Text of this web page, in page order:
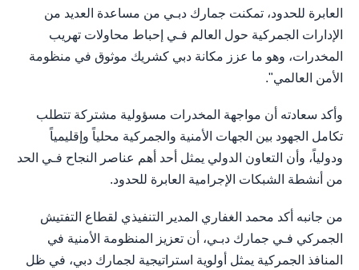
العابرة للحدود، تمكنت جمارك دبـي من مساعدة العديد من
الإدارات الجمركية حول العالم فـي إحباط محاولات تهريب
المخدرات، وهو ما عزز مكانة دبي كشريك موثوق في منظومة
الأمن العالمي".
وأكد سعادته أن مواجهة المخدرات مسؤولية مشتركة تتطلب
تكامل الجهود بين الجهات الأمنية والجمركية محلياً وإقليمياً
ودولياً، وأن التعاون الدولي يمثل أحد أهم عناصر النجاح فـي الحد
من أنشطة الشبكات الإجرامية العابرة للحدود.
من جانبه أكد محمد الغفاري المدير التنفيذي لقطاع التفتيش
الجمركي فـي جمارك دبـي، أن تعزيز المنظومة الأمنية في
المنافذ الجمركية يمثل أولوية استراتيجية لجمارك دبي، في ظل